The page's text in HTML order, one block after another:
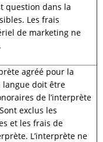
question dans la
Les frais
de marketing ne
agréé pour la
langue doit être
de l’interprète
exclus les
et les frais de
L’interprète ne